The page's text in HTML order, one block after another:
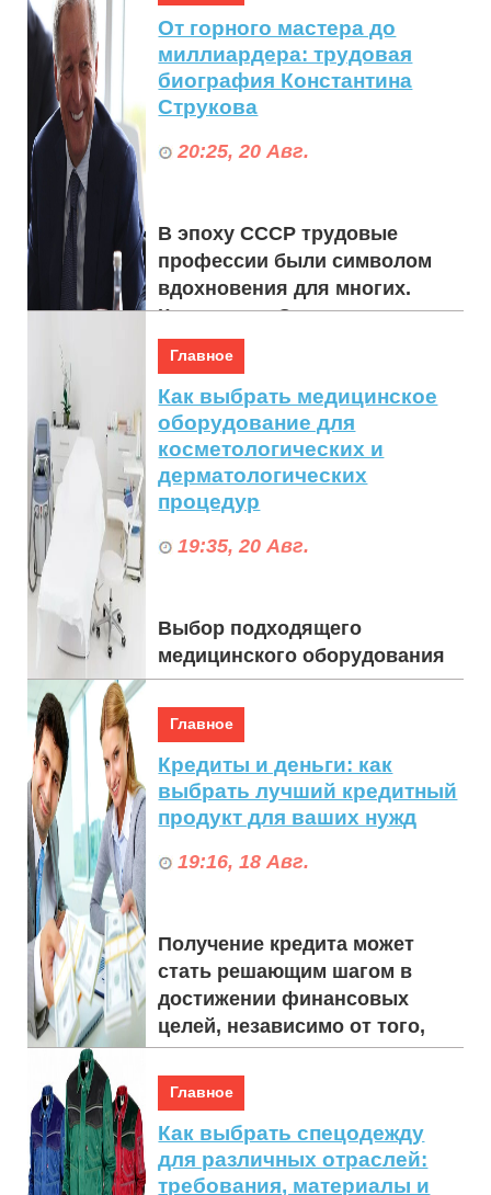
От горного мастера до
миллиардера: трудовая
биография Константина
Струкова
20:25, 20 Авг.
В эпоху СССР трудовые
профессии были символом
вдохновения для многих.
Константин Струков,
завершив обучение в
Магнитогорском горно-
металлургическ...
Главное
Как выбрать медицинское
оборудование для
косметологических и
дерматологических
процедур
19:35, 20 Авг.
Выбор подходящего
медицинского оборудования
для косметологических и
дерматологических процедур
начинается с четкого
понимания конкретных
потребно...
Главное
Кредиты и деньги: как
выбрать лучший кредитный
продукт для ваших нужд
19:16, 18 Авг.
Получение кредита может
стать решающим шагом в
достижении финансовых
целей, независимо от того,
планируете ли вы купить дом,
открыть бизнес или к...
Главное
Как выбрать спецодежду
для различных отраслей:
требования, материалы и